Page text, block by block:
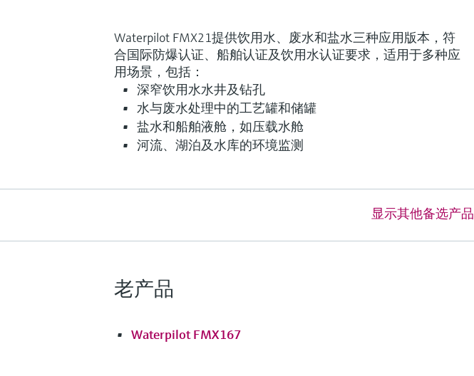
Waterpilot FMX21提供饮用水、废水和盐水三种应用版本，符
合国际防爆认证、船舶认证及饮用水认证要求，适用于多种应
用场景，包括：
深窄饮用水水井及钻孔
水与废水处理中的工艺罐和储罐
盐水和船舶液舱，如压载水舱
河流、湖泊及水库的环境监测
Waterpilot FMX11 – 静压液位探头
Waterpilot FMX11压力传感器适用于净水应用场合中的静压液
位测量。
测量精度
pn ≥ 400mbar: 0.35 %
pn < 400mbar: 0.50 %
-10°C...+70°C
200 mbar...2 bar
过程压力（绝压）/最大过压限定值
10 bar (145 psi)
316L
显示其他备选产品
老产品
Waterpilot FMX167